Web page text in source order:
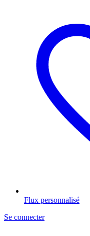
Flux personnalisé
Se connecter